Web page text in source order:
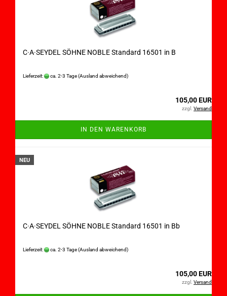
C·A·SEYDEL SÖHNE NOBLE Standard 16501 in B
Lieferzeit: ca. 2-3 Tage(Ausland abweichend)
105,00 EUR
zzgl. Versand
IN DEN WARENKORB
NEU
C·A·SEYDEL SÖHNE NOBLE Standard 16501 in Bb
Lieferzeit: ca. 2-3 Tage(Ausland abweichend)
105,00 EUR
zzgl. Versand